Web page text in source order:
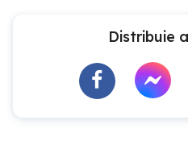
Distribuie